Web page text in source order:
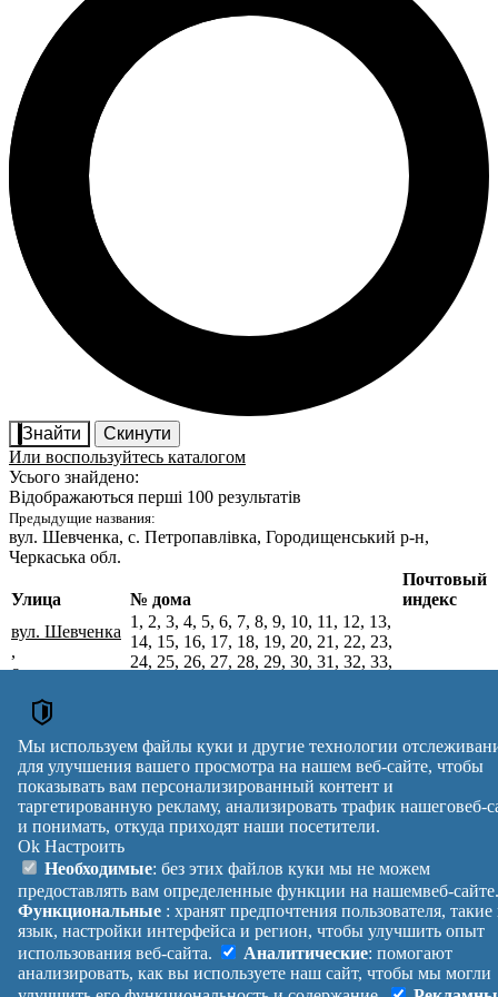
Знайти
Скинути
Или воспользуйтесь каталогом
Усього знайдено:
Відображаються перші 100 результатів
Предыдущие названия:
вул. Шевченка, с. Петропавлівка, Городищенський р-н,
Черкаська обл.
Почтовые индексы Украины. Обновлено : 27-07-2026.
Улица № дома
Почтовый
индекс
вул. Шевченка
,
с.
Черкаський р-
н, Черкаська
обл.
1, 2, 3, 4, 5, 6, 7, 8, 9, 10, 11, 12, 13,
14, 15, 16, 17, 18, 19, 20, 21, 22, 23,
24, 25, 26, 27, 28, 29, 30, 31, 32, 33,
64, 65, 66, 67, 68, 69, 70, 71, 72, 73,
74, 75, 76, 77, 78, 79
Вулиця № будинків
Індекс
reklama
Правила
Помощь
Платные
услуги
Политика
конфиденциальности
Манифест
О проекте
Обратная
связь
Украина
Вход |
Выход
Мы используем файлы куки и другие технологии
для улучшения вашего просмотра на нашем веб-сайте, чтобы
показывать вам персонализированный контент и
таргетированную рекламу, анализировать трафик нашеговеб-
и понимать, откуда приходят наши посетители.
Ok Настроить
Необходимые: без этих файлов куки мы не можем
предоставлять вам определенные функции на нашемвеб-
Функциональные : хранят предпочтения пользователя, такие
язык, настройки интерфейса и регион, чтобы улучшить опыт
использования веб-сайта.
Аналитические: помогают
анализировать, как вы используете наш сайт, чтобы мы могли